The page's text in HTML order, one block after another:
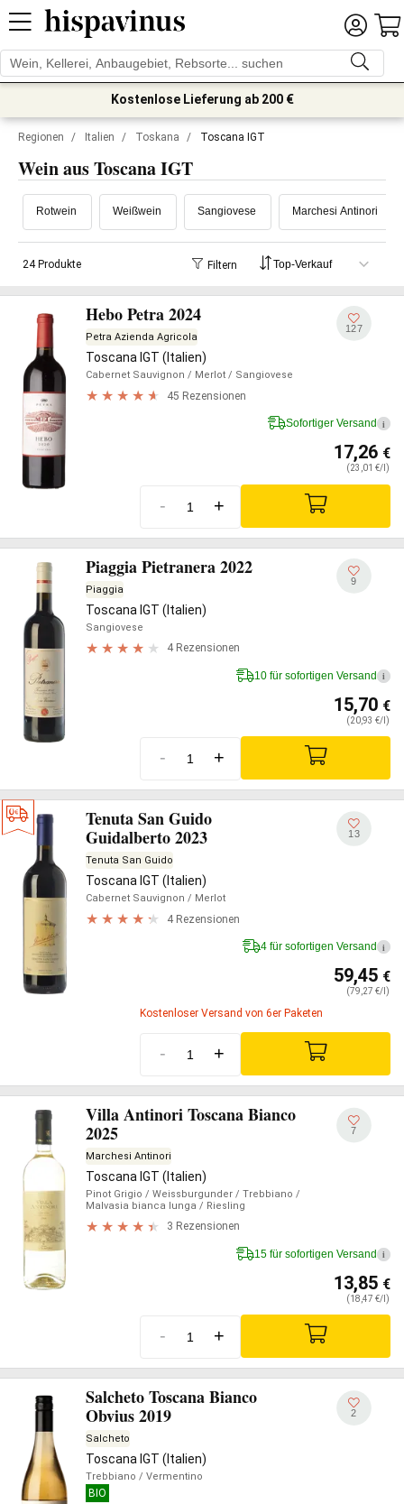
Kostenlose Lieferung ab 200 €
Regionen / Italien / Toskana / Toscana IGT
Wein aus Toscana IGT
Rotwein Weißwein Sangiovese Marchesi Antinori
24 Produkte Filtern
Hebo Petra 2024
Petra Azienda Agricola
Toscana IGT (Italien)
Cabernet Sauvignon / Merlot / Sangiovese
45 Rezensionen
127
Sofortiger Versand i
17,26 €
(23,01 €/l)
- +
Piaggia Pietranera 2022
Piaggia
Toscana IGT (Italien)
Sangiovese
4 Rezensionen
9
10 für sofortigen Versand i
15,70 €
(20,93 €/l)
- +
Tenuta San Guido
Guidalberto 2023
Tenuta San Guido
Toscana IGT (Italien)
Cabernet Sauvignon / Merlot
4 Rezensionen
13
4 für sofortigen Versand i
59,45 €
(79,27 €/l)
Kostenloser Versand von 6er Paketen
- +
Villa Antinori Toscana Bianco
2025
Marchesi Antinori
Toscana IGT (Italien)
Pinot Grigio / Weissburgunder / Trebbiano /
Malvasia bianca lunga / Riesling
3 Rezensionen
7
15 für sofortigen Versand i
13,85 €
(18,47 €/l)
- +
Salcheto Toscana Bianco
Obvius 2019
Salcheto
Toscana IGT (Italien)
Trebbiano / Vermentino
BIO
2